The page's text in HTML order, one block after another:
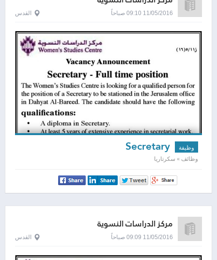
11/05/2016 09:10 صباحاً القدس
وظيفة
وظائف » سكرتاريا
مركز الدراسات النسوية
11/05/2016 09:09 صباحاً القدس